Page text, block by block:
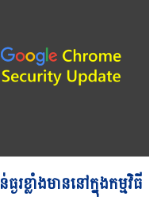
ខ្លាំងមាននៅក្នុងកម្មវិធី